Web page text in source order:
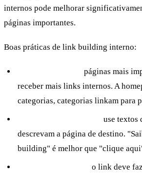
internos pode melhorar
páginas importantes.
Boas práticas de link building interno:
páginas mais
receber mais links internos. A
categorias, categorias linkam para
use textos
descrevam a página de destino.
building" é melhor que "clique
o link deve